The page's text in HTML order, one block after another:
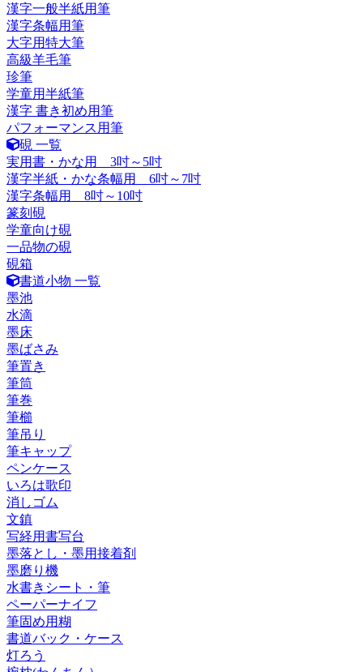
漢字一般半紙用筆
漢字条幅用筆
大字用特大筆
高級羊毛筆
珍筆
学童用半紙筆
漢字 書き初め用筆
パフォーマンス用筆
硯 一覧
実用書・かな用 3吋～5吋
漢字半紙・かな条幅用 6吋～7吋
漢字条幅用 8吋～10吋
篆刻硯
学童向け硯
一品物の硯
硯箱
書道小物 一覧
墨池
水滴
墨床
墨ばさみ
筆置き
筆筒
筆巻
筆櫛
筆吊り
筆キャップ
ペンケース
いろは歌印
消しゴム
文鎮
写経用書写台
墨落とし・墨用接着剤
墨磨り機
水書きシート・筆
ペーパーナイフ
筆固め用糊
書道バック・ケース
灯ろう